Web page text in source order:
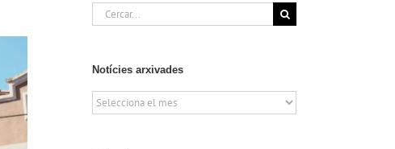
Cerca
…
Notícies arxivades
Notícies
arxivades